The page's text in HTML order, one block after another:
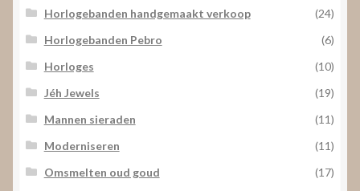
Horlogebanden handgemaakt verkoop
(24)
Horlogebanden Pebro
(6)
Horloges
(10)
Jéh Jewels
(19)
Mannen sieraden
(11)
Moderniseren
(11)
Omsmelten oud goud
(17)